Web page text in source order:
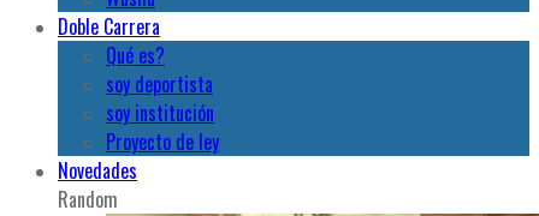
Doble Carrera
Qué es?
soy deportista
soy institución
Proyecto de ley
Novedades
Random